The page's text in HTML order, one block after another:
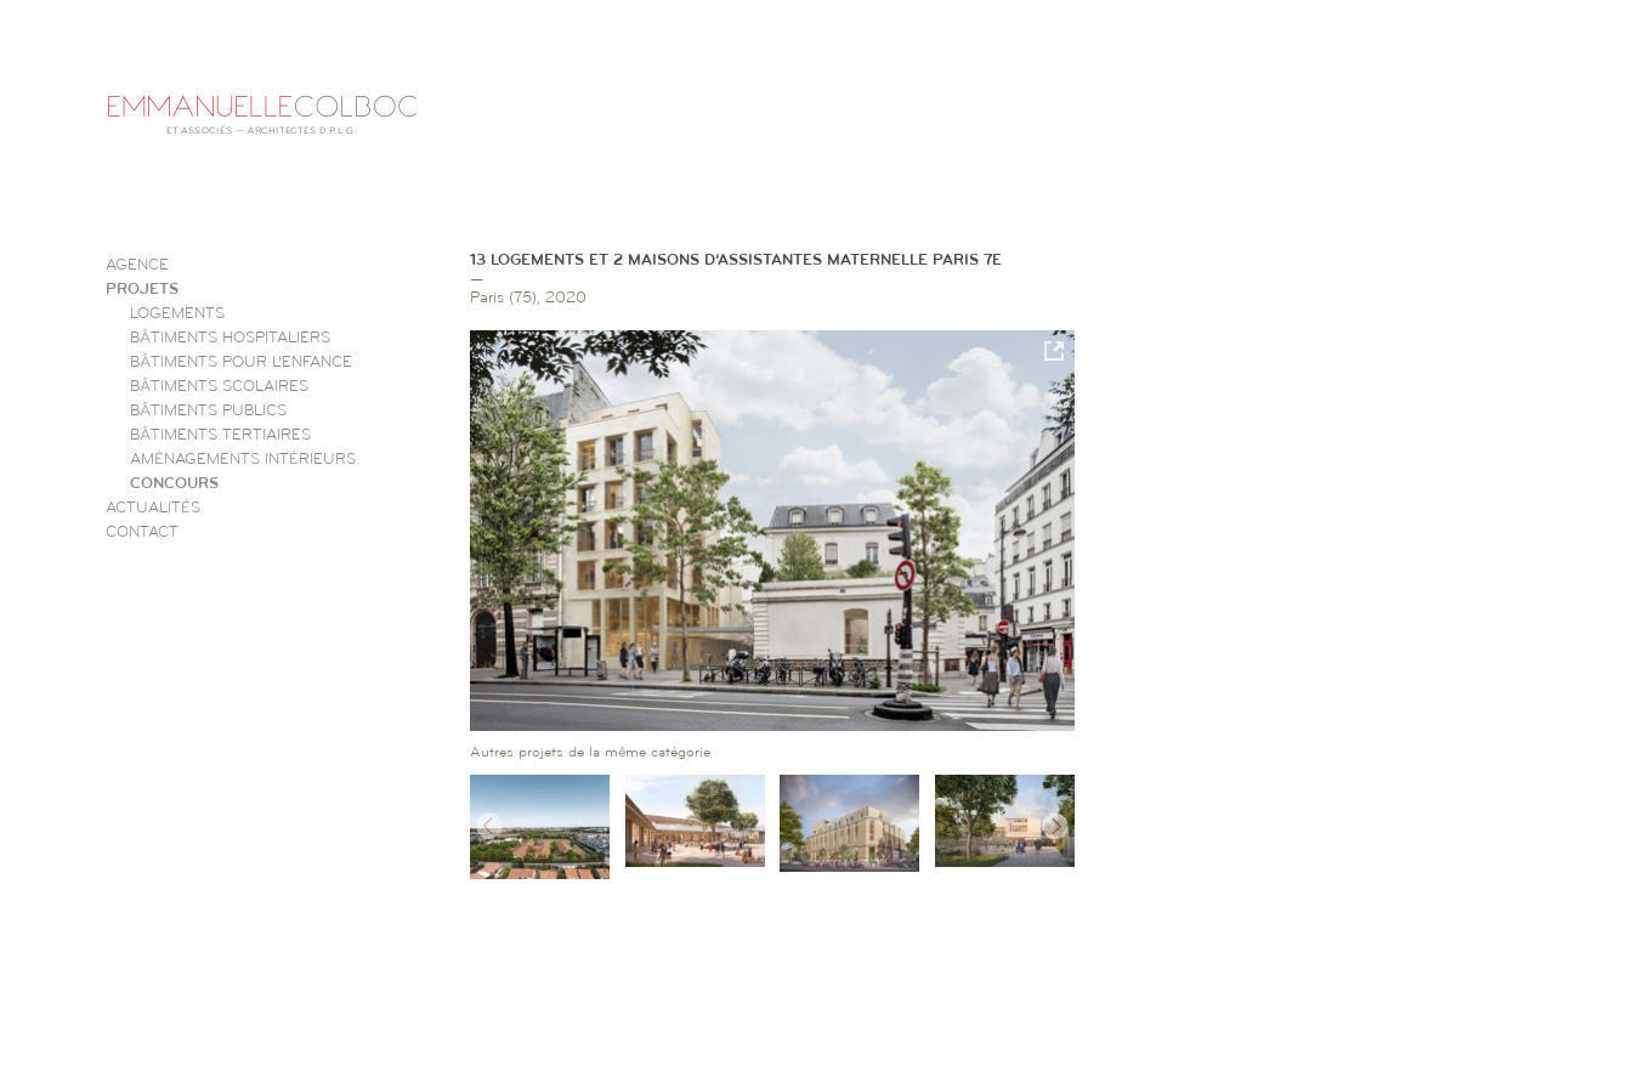
AGENCE
PROJETS
LOGEMENTS
BÂTIMENTS HOSPITALIERS
BÂTIMENTS POUR L’ENFANCE
BÂTIMENTS SCOLAIRES
BÂTIMENTS PUBLICS
BÂTIMENTS TERTIAIRES
AMÉNAGEMENTS INTÉRIEURS
CONCOURS
ACTUALITÉS
CONTACT
13 LOGEMENTS ET 2 MAISONS D’ASSISTANTES MATERNELLE PARIS 7E
—
Paris (75), 2020
Autres projets de la même catégorie